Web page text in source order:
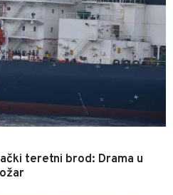
teretni brod: Drama u